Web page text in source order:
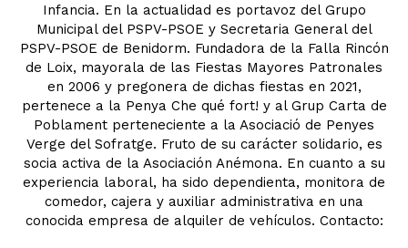
Infancia. En la actualidad es portavoz del Grupo
Municipal del PSPV-PSOE y Secretaria General del
PSPV-PSOE de Benidorm. Fundadora de la Falla Rincón
de Loix, mayorala de las Fiestas Mayores Patronales
en 2006 y pregonera de dichas fiestas en 2021,
pertenece a la Penya Che qué fort! y al Grup Carta de
Poblament perteneciente a la Asociació de Penyes
Verge del Sofratge. Fruto de su carácter solidario, es
socia activa de la Asociación Anémona. En cuanto a su
experiencia laboral, ha sido dependienta, monitora de
comedor, cajera y auxiliar administrativa en una
conocida empresa de alquiler de vehículos. Contacto: